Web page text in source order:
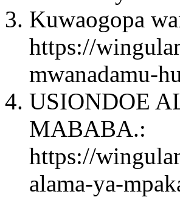
Kuwaogopa
https://
mwanadamu-
USIONDOE
MABABA.:
https://
alama-ya-